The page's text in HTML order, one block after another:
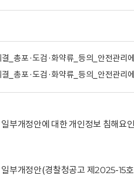
_총포·도검·화약류_등의_안전관리
_총포·도검·화약류_등의_안전관리
부개정안에 대한 개인정보 침해요
부개정안(경찰청공고 제2025-15